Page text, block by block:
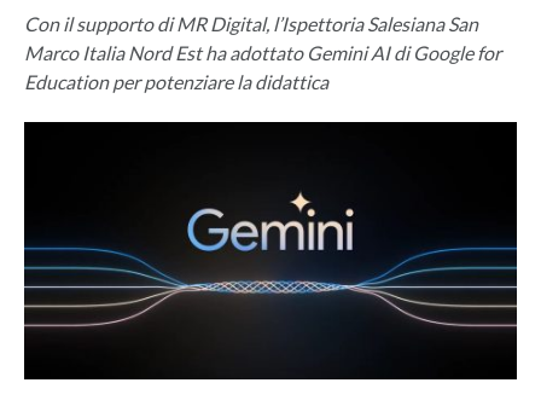
Con il supporto di MR Digital, l’Ispettoria Salesiana San
Marco Italia Nord Est ha adottato Gemini AI di Google for
Education per potenziare la didattica